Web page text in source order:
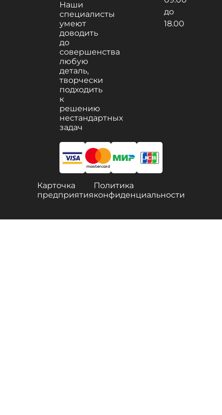
Наши
специалисты
умеют
доводить
до
совершенства
любую
деталь,
творчески
подходить
к
решению
нестандартных
задач
до
18.00
Карточка
предприятия
Политика
конфиденциальности